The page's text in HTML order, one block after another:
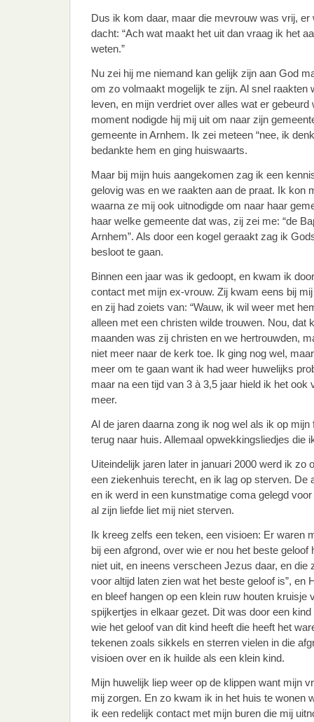
Dus ik kom daar, maar die mevrouw was vrij, er
dacht: “Ach wat maakt het uit dan vraag ik het
weten.”
Nu zei hij me niemand kan gelijk zijn aan God
om zo volmaakt mogelijk te zijn. Al snel raakten
leven, en mijn verdriet over alles wat er gebeurd
moment nodigde hij mij uit om naar zijn
gemeente in Arnhem. Ik zei meteen “nee, ik
bedankte hem en ging huiswaarts.
Maar bij mijn huis aangekomen zag ik een
gelovig was en we raakten aan de praat. Ik kon
waarna ze mij ook uitnodigde om naar haar
haar welke gemeente dat was, zij zei me: “de
Arnhem”. Als door een kogel geraakt zag ik
besloot te gaan.
Binnen een jaar was ik gedoopt, en kwam ik
contact met mijn ex-vrouw. Zij kwam eens bij
en zij had zoiets van: “Wauw, ik wil weer met
alleen met een christen wilde trouwen. Nou, dat
maanden was zij christen en we hertrouwden,
niet meer naar de kerk toe. Ik ging nog wel,
meer om te gaan want ik had weer huwelijks
maar na een tijd van 3 à 3,5 jaar hield ik het ook
meer.
Al de jaren daarna zong ik nog wel als ik op
terug naar huis. Allemaal opwekkingsliedjes die
Uiteindelijk jaren later in januari 2000 werd ik zo
een ziekenhuis terecht, en ik lag op sterven. De
en ik werd in een kunstmatige coma gelegd
al zijn liefde liet mij niet sterven.
Ik kreeg zelfs een teken, een visioen: Er waren
bij een afgrond, over wie er nou het beste
niet uit, en ineens verscheen Jezus daar, en die
voor altijd laten zien wat het beste geloof is”, en
en bleef hangen op een klein ruw houten kruisje
spijkertjes in elkaar gezet. Dit was door een
wie het geloof van dit kind heeft die heeft het
tekenen zoals sikkels en sterren vielen in die
visioen over en ik huilde als een klein kind.
Mijn huwelijk liep weer op de klippen want mijn
mij zorgen. En zo kwam ik in het huis te wonen
ik een redelijk contact met mijn buren die mij